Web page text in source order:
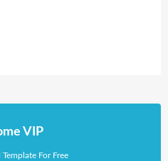
VIP
For Free